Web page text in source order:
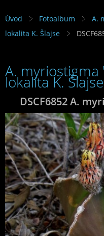
Úvod Fotoalbum
A.
lokalita K. Šlajse
A. myriostigma
lokalita K. Šlajse
DSCF6852 A.